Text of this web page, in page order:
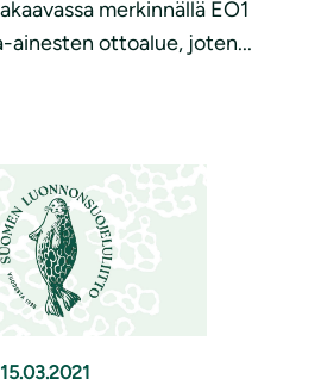
merkinnällä EO1
ainesten ottoalue, joten...
15.03.2021